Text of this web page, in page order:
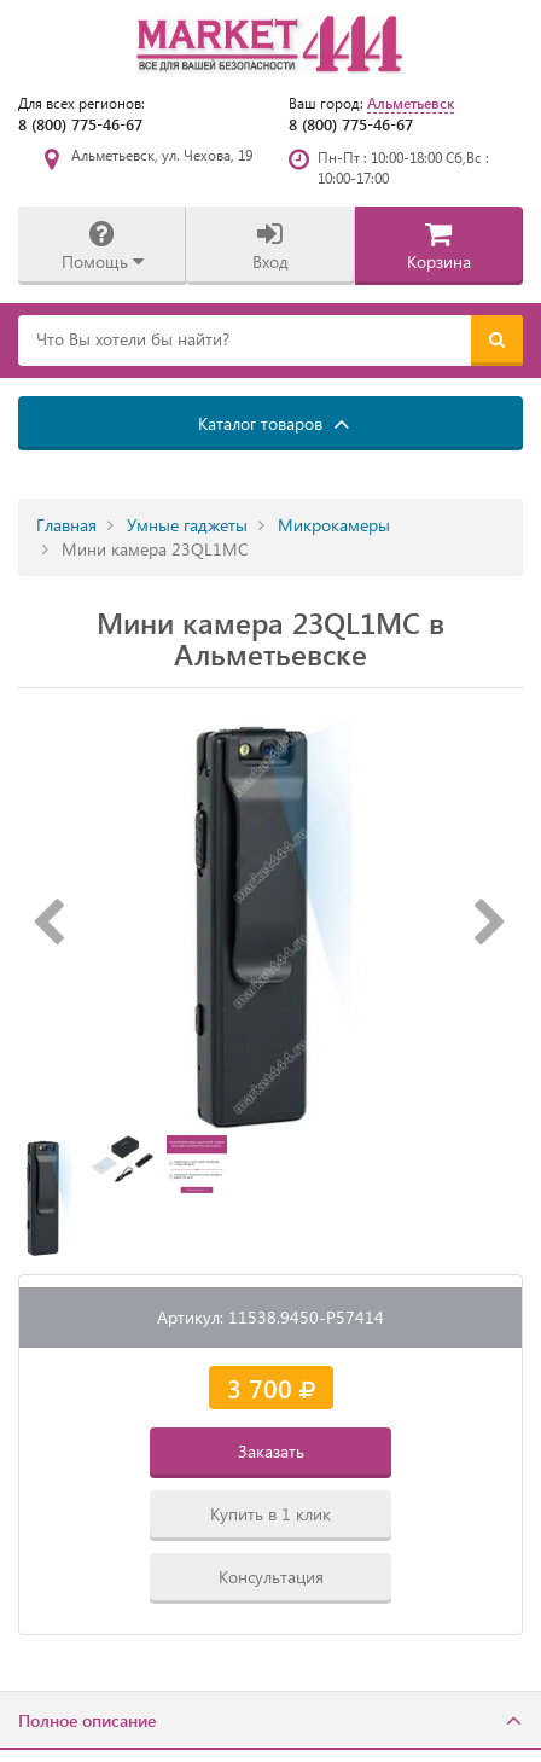
Для всех регионов:
8 (800) 775-46-67
Ваш город: Альметьевск
8 (800) 775-46-67
Альметьевск, ул. Чехова, 19
Пн-Пт : 10:00-18:00 Сб,Вс :
10:00-17:00
Помощь Вход Корзина
Каталог товаров
Главная Умные гаджеты
Микрокамеры
Мини камера 23QL1MC
Мини камера 23QL1MC в
Альметьевске
Артикул: 11538.9450-P57414
3 700
Заказать
Купить в 1 клик
Консультация
Полное описание